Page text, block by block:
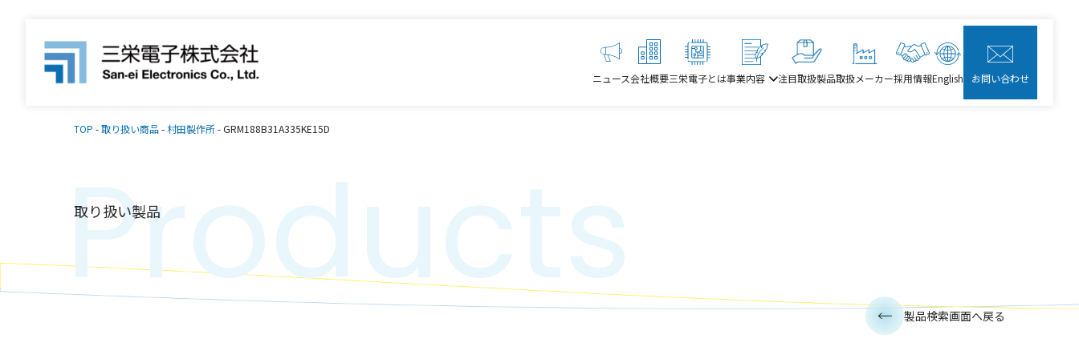
ニュース会社概要三栄電子とは事業内容 注目取扱製品取扱メーカー採用情報English お問い合わせ
TOP -取り扱い商品-村田製作所-GRM188B31A335KE15D
取り扱い製品
Products 製品検索画面へ戻る